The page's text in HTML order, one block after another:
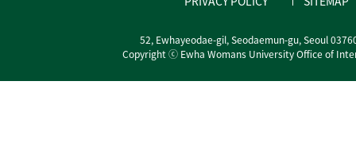
52, Ewhayeodae-gil, Seodaemun-gu, Seoul
Copyright ⓒ Ewha Womans University Office of